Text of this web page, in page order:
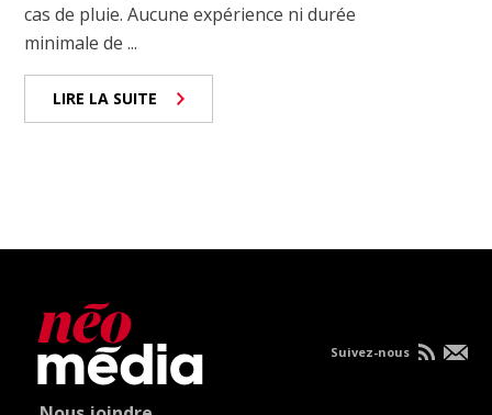
cas de pluie. Aucune expérience ni durée
minimale de ...
LIRE LA SUITE
Suivez-nous